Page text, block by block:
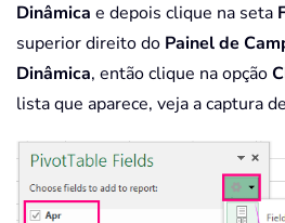
Dinâmica e depois clique na seta
superior direito do Painel de
Dinâmica, então clique na opção
lista que aparece, veja a captura